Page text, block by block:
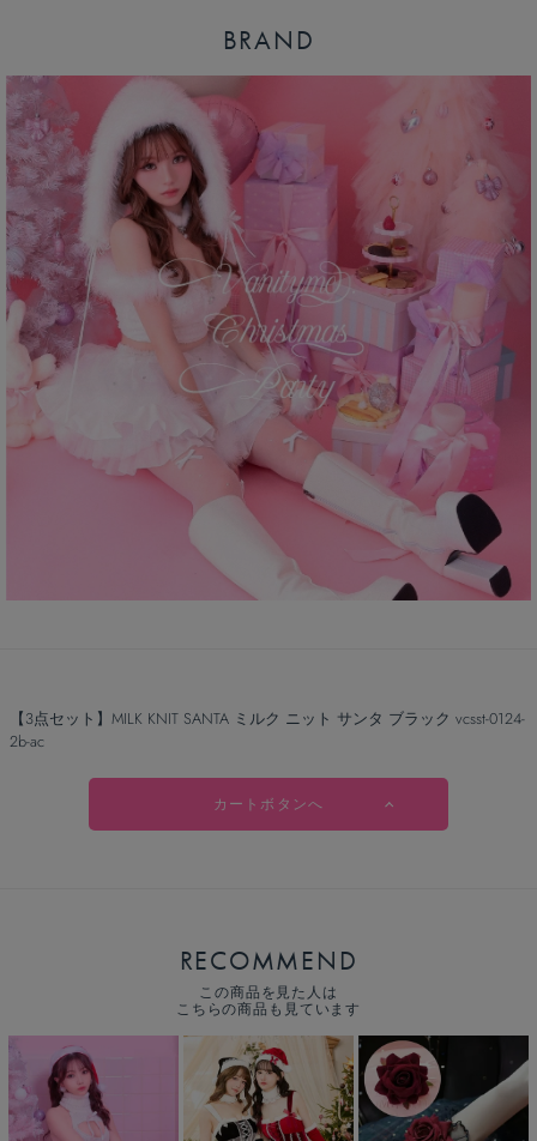
BRAND
【3点セット】MILK KNIT SANTA ミルク ニット サンタ ブラック vcsst-0124-
2b-ac
カートボタンへ
RECOMMEND
この商品を見た人は
こちらの商品も見ています